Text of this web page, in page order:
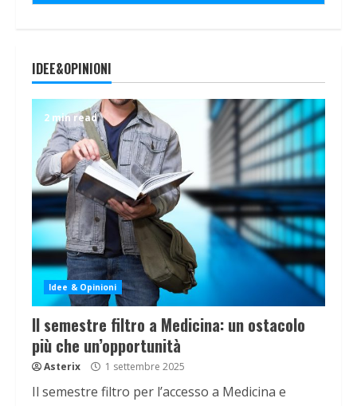
IDEE&OPINIONI
2 min read
Idee & Opinioni
Il semestre filtro a Medicina: un ostacolo
più che un’opportunità
Asterix 1 settembre 2025
Il semestre filtro per l’accesso a Medicina e